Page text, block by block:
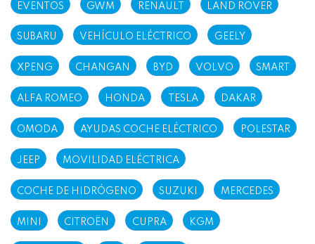
EVENTOS GWM RENAULT LAND ROVER
SUBARU VEHÍCULO ELÉCTRICO GEELY
XPENG CHANGAN BYD VOLVO SMART
ALFA ROMEO HONDA TESLA DAKAR
OMODA AYUDAS COCHE ELÉCTRICO POLESTAR
JEEP MOVILIDAD ELÉCTRICA
COCHE DE HIDRÓGENO SUZUKI MERCEDES
MINI CITROËN CUPRA KGM